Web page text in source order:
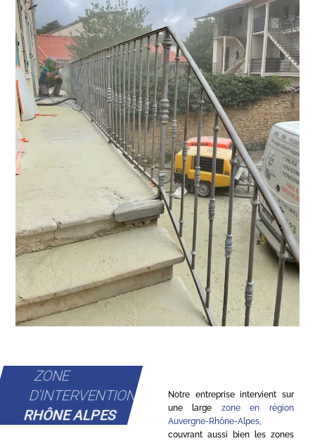
ZONE
D'INTERVENTION
RHÔNE ALPES
Notre entreprise intervient sur
une large zone en région
Auvergne-Rhône-Alpes,
couvrant aussi bien les zones